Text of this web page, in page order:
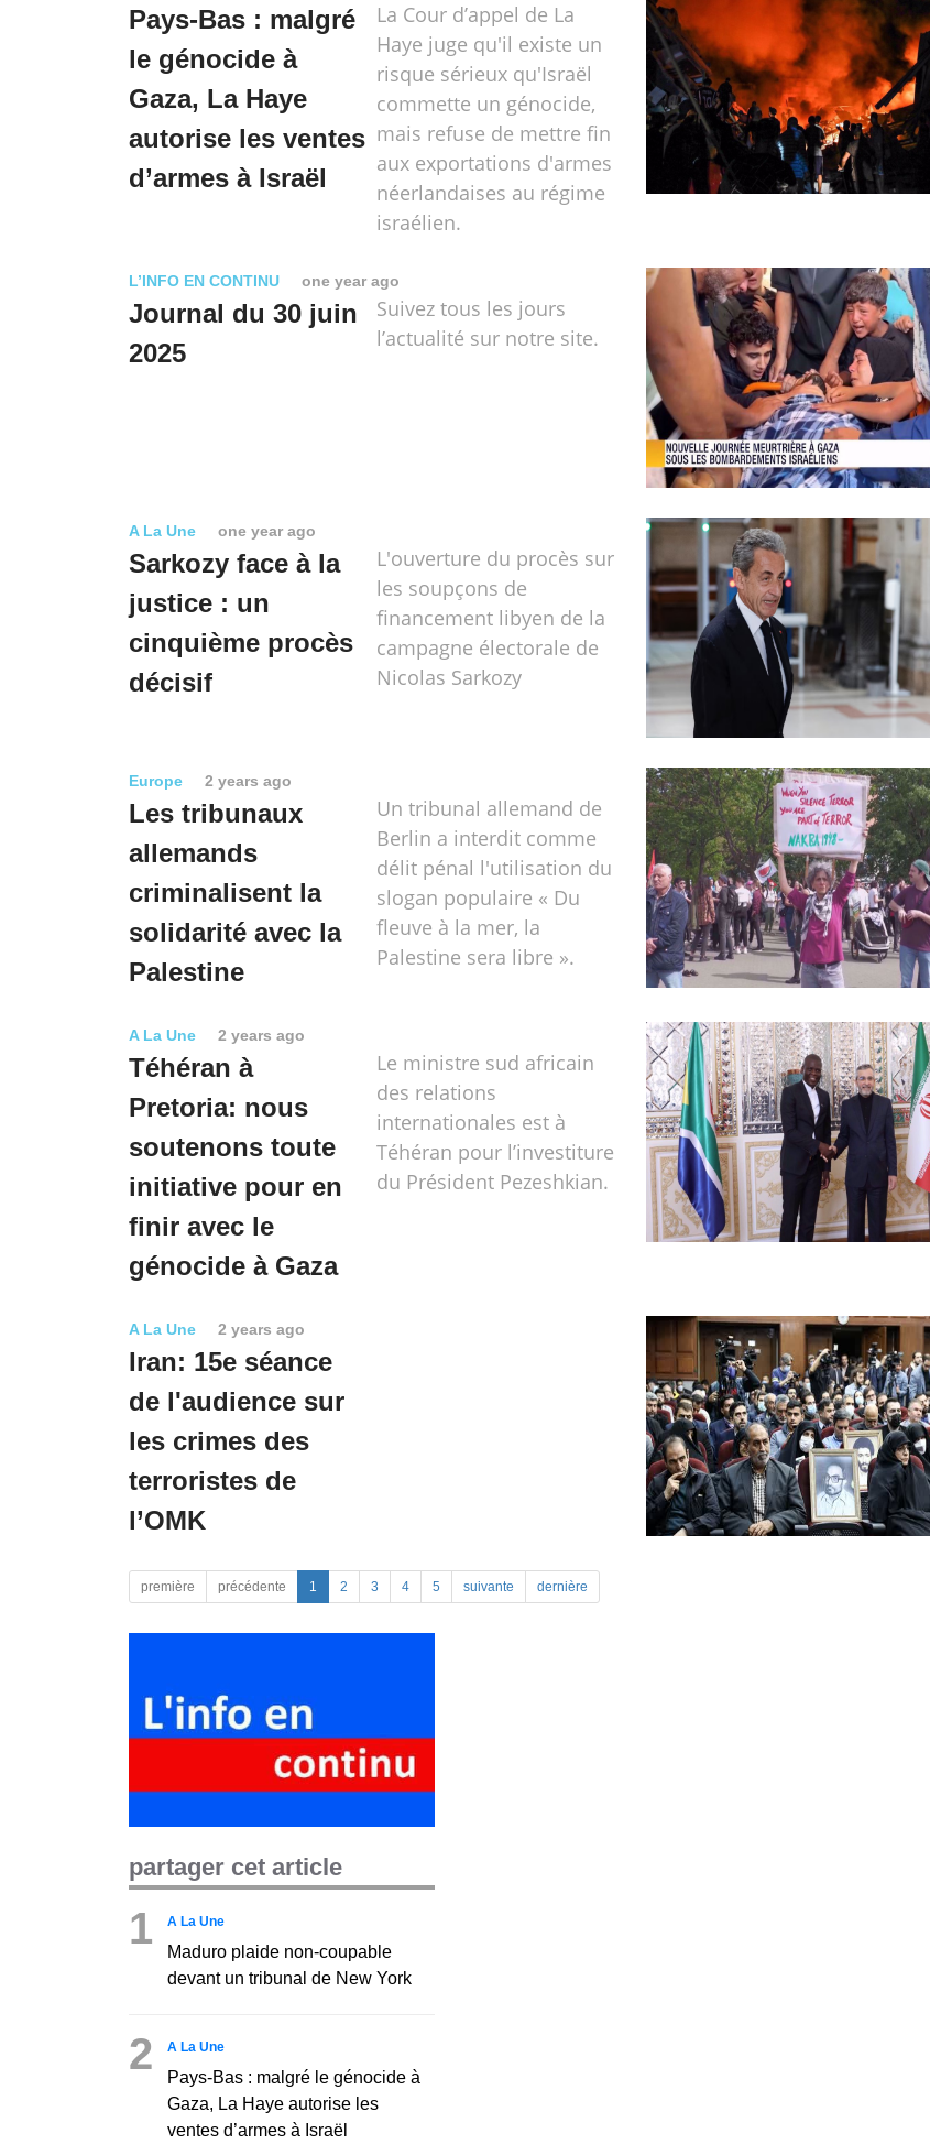
Pays-Bas : malgré
le génocide à
Gaza, La Haye
autorise les ventes
d’armes à Israël
La Cour d’appel de La
Haye juge qu'il existe un
risque sérieux qu'Israël
commette un génocide,
mais refuse de mettre fin
aux exportations d'armes
néerlandaises au régime
israélien.
L’INFO EN CONTINU one year ago
Journal du 30 juin
2025
Suivez tous les jours
l’actualité sur notre site.
A La Une one year ago
Sarkozy face à la
justice : un
cinquième procès
décisif
L'ouverture du procès sur
les soupçons de
financement libyen de la
campagne électorale de
Nicolas Sarkozy
Europe 2 years ago
Les tribunaux
allemands
criminalisent la
solidarité avec la
Palestine
Un tribunal allemand de
Berlin a interdit comme
délit pénal l'utilisation du
slogan populaire « Du
fleuve à la mer, la
Palestine sera libre ».
A La Une 2 years ago
Téhéran à
Pretoria: nous
soutenons toute
initiative pour en
finir avec le
génocide à Gaza
Le ministre sud africain
des relations
internationales est à
Téhéran pour l’investiture
du Président Pezeshkian.
A La Une 2 years ago
Iran: 15e séance
de l'audience sur
les crimes des
terroristes de
l’OMK
première précédente 1 2 3 4 5 suivante dernière
partager cet article
1 A La Une
Maduro plaide non-coupable
devant un tribunal de New York
2 A La Une
Pays-Bas : malgré le génocide à
Gaza, La Haye autorise les
ventes d’armes à Israël